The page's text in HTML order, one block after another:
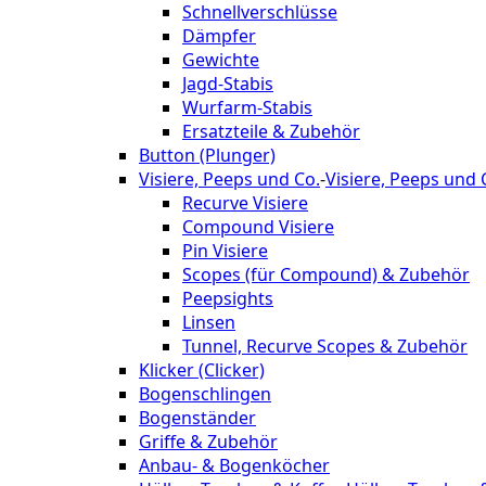
Schnellverschlüsse
Dämpfer
Gewichte
Jagd-Stabis
Wurfarm-Stabis
Ersatzteile & Zubehör
Button (Plunger)
Visiere, Peeps und Co.-Visiere, Peeps und
Recurve Visiere
Compound Visiere
Pin Visiere
Scopes (für Compound) & Zubehör
Peepsights
Linsen
Tunnel, Recurve Scopes & Zubehör
Klicker (Clicker)
Bogenschlingen
Bogenständer
Griffe & Zubehör
Anbau- & Bogenköcher